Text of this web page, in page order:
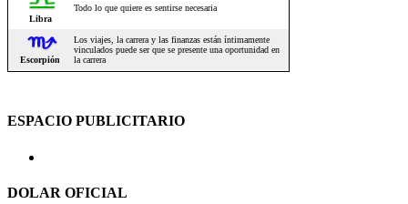
ESPACIO PUBLICITARIO
DOLAR OFICIAL